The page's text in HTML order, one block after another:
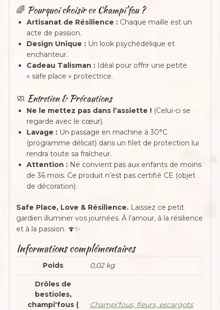
🌈 Pourquoi choisir ce Champi’fou ?
Artisanat de Résilience : Chaque maille est un
acte de passion.
Design Unique : Un look psychédélique et
enchanteur.
Cadeau Talisman : Idéal pour offrir une petite
« safe place » protectrice.
🧼 Entretien & Précautions
Ne le mettez pas dans l’assiette ! (Celui-ci se
regarde avec le cœur).
Lavage : Un passage en machine à 30°C
(programme délicat) dans un filet de protection lui
rendra toute sa fraîcheur.
Attention : Ne convient pas aux enfants de moins
de 36 mois. Ce produit n’est pas certifié CE (objet
de décoration).
Safe Place, Love & Résilience. Laissez ce petit
gardien illuminer vos journées. À l’amour, à la résilience
et à la passion. 🍄✨
Informations complémentaires
Poids 0,02 kg
Drôles de
bestioles,
champi'fous (
Champi'fous, fleurs, escargots